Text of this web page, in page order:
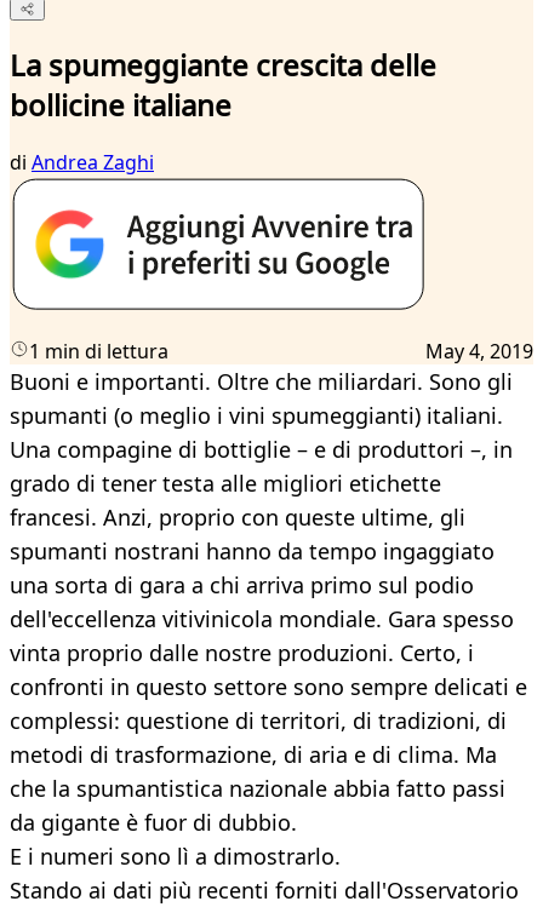
La spumeggiante crescita delle
bollicine italiane
di Andrea Zaghi
1 min di lettura May 4, 2019
Buoni e importanti. Oltre che miliardari. Sono gli
spumanti (o meglio i vini spumeggianti) italiani.
Una compagine di bottiglie – e di produttori –, in
grado di tener testa alle migliori etichette
francesi. Anzi, proprio con queste ultime, gli
spumanti nostrani hanno da tempo ingaggiato
una sorta di gara a chi arriva primo sul podio
dell'eccellenza vitivinicola mondiale. Gara spesso
vinta proprio dalle nostre produzioni. Certo, i
confronti in questo settore sono sempre delicati e
complessi: questione di territori, di tradizioni, di
metodi di trasformazione, di aria e di clima. Ma
che la spumantistica nazionale abbia fatto passi
da gigante è fuor di dubbio.
E i numeri sono lì a dimostrarlo.
Stando ai dati più recenti forniti dall'Osservatorio